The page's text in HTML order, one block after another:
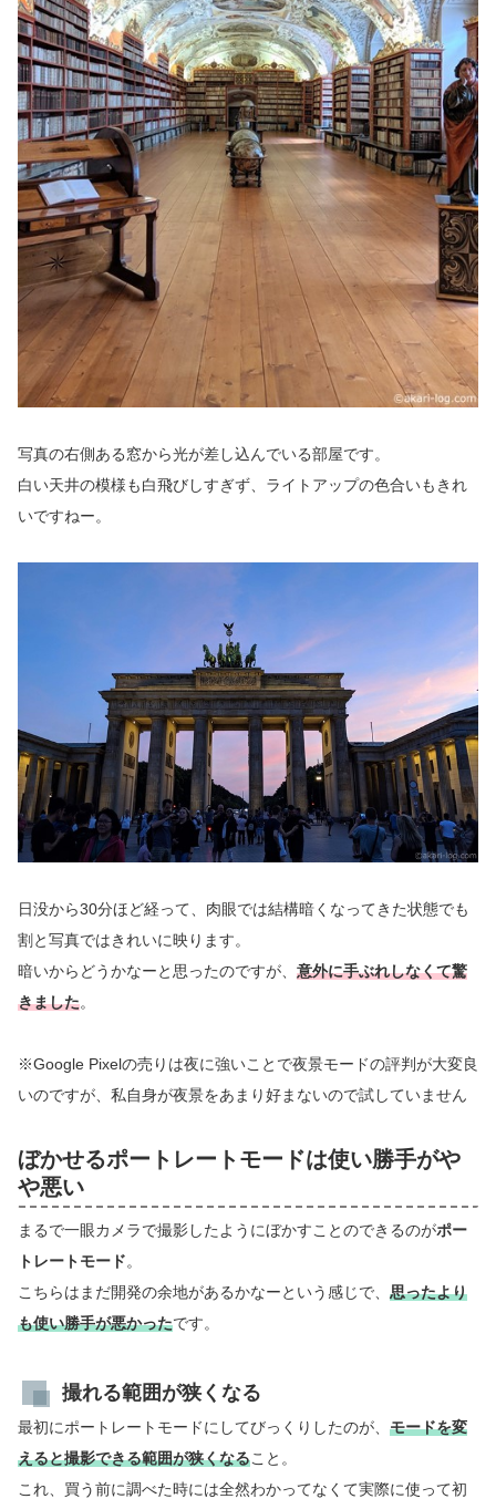
写真の右側ある窓から光が差し込んでいる部屋です。
白い天井の模様も白飛びしすぎず、ライトアップの色合いもきれ
いですねー。
日没から30分ほど経って、肉眼では結構暗くなってきた状態でも
割と写真ではきれいに映ります。
暗いからどうかなーと思ったのですが、 意外に手ぶれしなくて驚
きました。
※Google Pixelの売りは夜に強いことで夜景モードの評判が大変良
いのですが、私自身が夜景をあまり好まないので試していません
ぼかせるポートレートモードは使い勝手がや
や悪い
まるで一眼カメラで撮影したようにぼかすことのできるのがポー
トレートモード。
こちらはまだ開発の余地があるかなーという感じで、 思ったより
も使い勝手が悪かったです。
撮れる範囲が狭くなる
最初にポートレートモードにしてびっくりしたのが、 モードを変
えると撮影できる範囲が狭くなること。
これ、買う前に調べた時には全然わかってなくて実際に使って初